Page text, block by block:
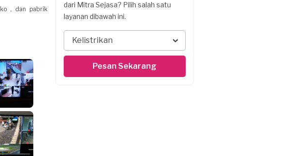
, dan pabrik
dari Mitra Sejasa? Pilih salah satu
layanan dibawah ini.
Kelistrikan
Pesan Sekarang